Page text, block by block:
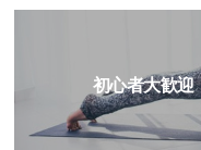
初心者大歓迎